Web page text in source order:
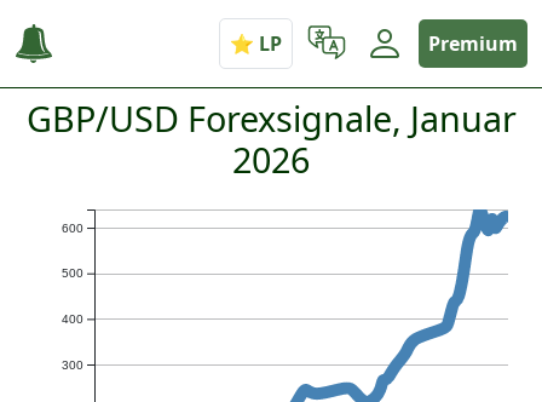
Premium
GBP/USD Forexsignale, Januar
2026
300
400
500
600